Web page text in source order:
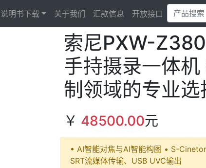
说明书下载 关于我们 汇款信息 开放接口
索尼PXW-
手持摄录一体
制领域的专业选
￥ 48500.00元
• AI智能对焦与AI智能构图 • S-
SRT流媒体传输、USB UVC输出